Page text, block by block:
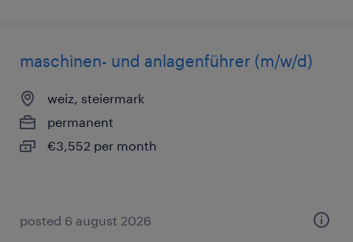
maschinen- und anlagenführer (m/w/d)
weiz, steiermark
permanent
€3,552 per month
posted 6 august 2026